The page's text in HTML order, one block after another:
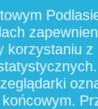
korzystaniu